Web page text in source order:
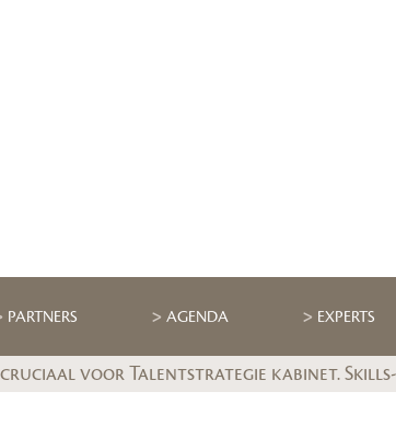
PARTNERS AGENDA EXPERTS